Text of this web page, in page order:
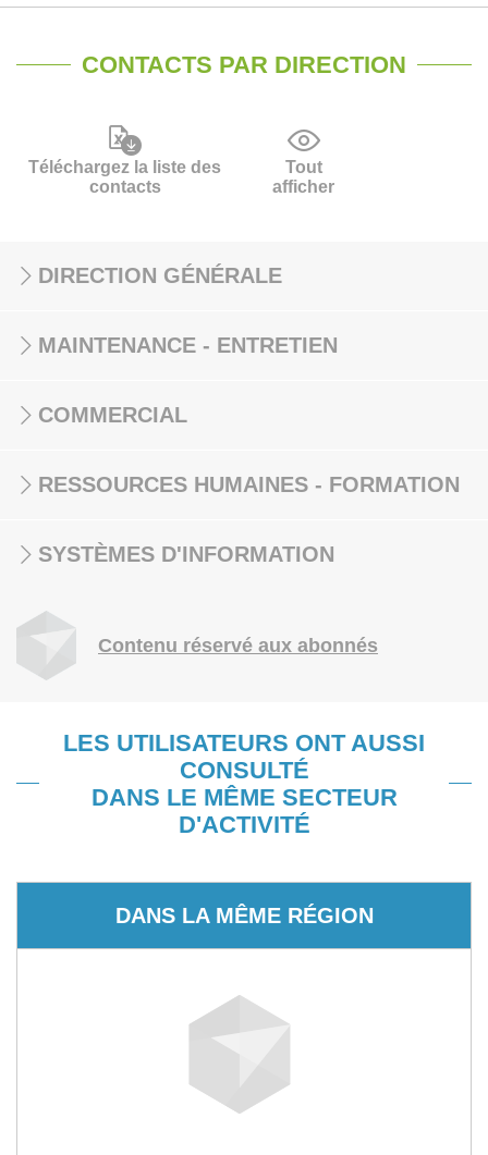
CONTACTS PAR DIRECTION
Téléchargez la liste des
contacts
Tout
afficher
DIRECTION GÉNÉRALE
MAINTENANCE - ENTRETIEN
COMMERCIAL
RESSOURCES HUMAINES - FORMATION
SYSTÈMES D'INFORMATION
Contenu réservé aux abonnés
LES UTILISATEURS ONT AUSSI
CONSULTÉ
DANS LE MÊME SECTEUR
D'ACTIVITÉ
DANS LA MÊME RÉGION